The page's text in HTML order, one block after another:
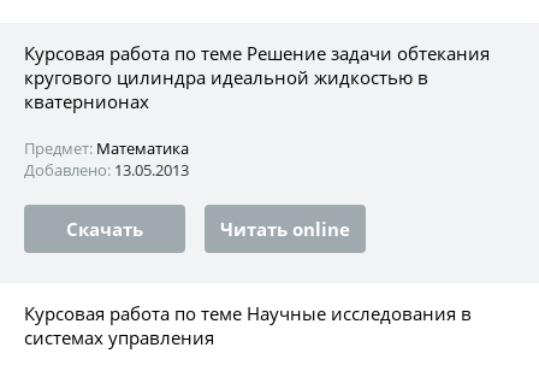
Курсовая работа по теме Решение задачи обтекания
кругового цилиндра идеальной жидкостью в
кватернионах
Предмет: Математика
Добавлено: 13.05.2013
Скачать Читать online
Курсовая работа по теме Научные исследования в
системах управления